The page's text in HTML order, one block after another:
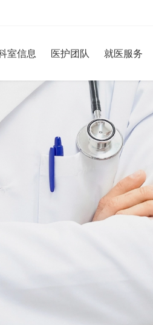
室信息 医护团队 就医服务